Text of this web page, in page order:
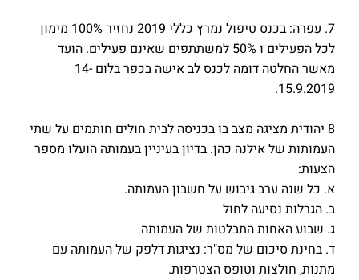
7. עפרה: בכנס טיפול נמרץ כללי 2019 נחזיר 100% מימון
לכל הפעילים ו 50% למשתתפים שאינם פעילים. הועד
מאשר החלטה דומה לכנס לב אישה בכפר בלום 14-
15.9.2019.
8 יהודית מציגה מצב בו בכניסה לבית חולים חותמים על שתי
העמותות של אילנה כהן. בדיון בעיניין בעמותה הועלו מספר
הצעות:
א. כל שנה ערב גיבוש על חשבון העמותה.
ב. הגרלות נסיעה לחול
ג. שבוע האחות התבלטות של העמותה
ד. בחינת סיכום של מס"ר: נציגות דלפק של העמותה עם
מתנות, חולצות וטופס הצטרפות.